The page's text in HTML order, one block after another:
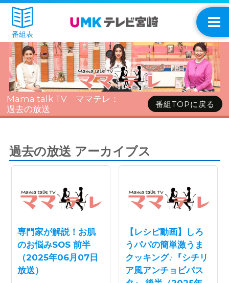
番組表
Mama talk TV ママテレ：
過去の放送
番組TOPに戻る
過去の放送 アーカイブス
専門家が解説！お肌
のお悩みSOS 前半
（2025年06月07日
放送）
【レシピ動画】しろ
うパパの簡単激うま
クッキング♪『シチリ
ア風アンチョビパス